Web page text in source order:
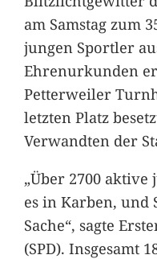
am Samstag zum
jungen Sportler
Ehrenurkunden
Petterweiler
letzten Platz
Verwandten der
„Über 2700
es in Karben, und
Sache“, sagte
(SPD). Insgesamt